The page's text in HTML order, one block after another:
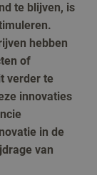
te blijven, is
hebben
of
verder te
innovaties
in de
van